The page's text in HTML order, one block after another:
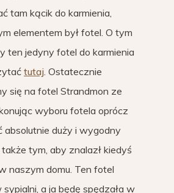
tam kącik do karmienia,
elementem był fotel. O tym
ten jedyny fotel do karmienia
tutaj . Ostatecznie
się na fotel Strandmon ze
wyboru fotela oprócz
absolutnie duży i wygodny
tym, aby znalazł kiedyś
naszym domu. Ten fotel
a ja będę spędzała w